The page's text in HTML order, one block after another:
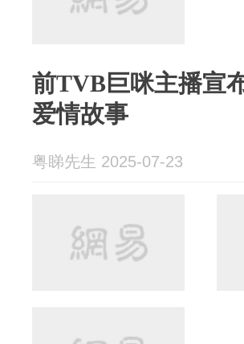
前TVB巨咪主播宣
爱情故事
粤睇先生 2025-07-23